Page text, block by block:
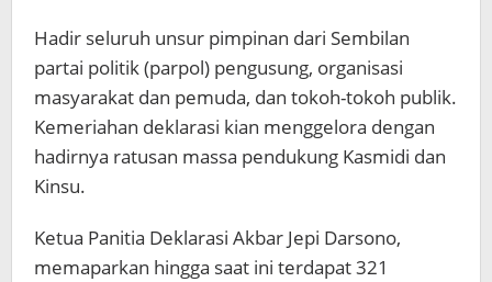
Hadir seluruh unsur pimpinan dari Sembilan
partai politik (parpol) pengusung, organisasi
masyarakat dan pemuda, dan tokoh-tokoh publik.
Kemeriahan deklarasi kian menggelora dengan
hadirnya ratusan massa pendukung Kasmidi dan
Kinsu.
Ketua Panitia Deklarasi Akbar Jepi Darsono,
memaparkan hingga saat ini terdapat 321